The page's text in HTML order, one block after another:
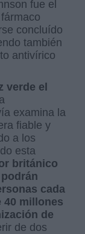
fue el
concluído
también
antivírico
verde el
examina la
fiable y
a los
esta
británico
cada
40 millones
de
de dos